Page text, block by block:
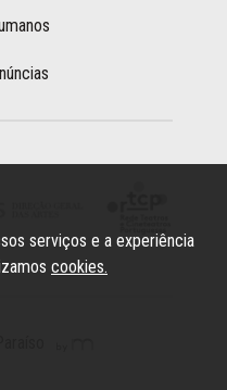
serviços e a experiência
cookies.